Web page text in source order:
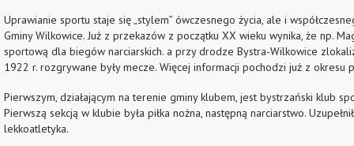
Uprawianie sportu staje się „stylem” ówczesnego życia, ale i
Gminy Wilkowice. Już z przekazów z początku XX wieku wynika, że np.
sportową dla biegów narciarskich. a przy drodze Bystra-Wilkowice
1922 r. rozgrywane były mecze. Więcej informacji pochodzi już z okresu
Pierwszym, działającym na terenie gminy klubem, jest bystrzański klub
Pierwszą sekcją w klubie była piłka nożna, następną narciarstwo.
lekkoatletyka.